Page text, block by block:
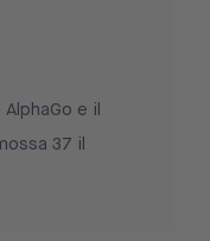
e il
37 il